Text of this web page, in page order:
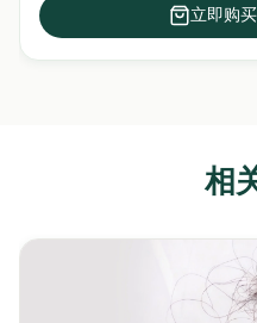
立即购买
相